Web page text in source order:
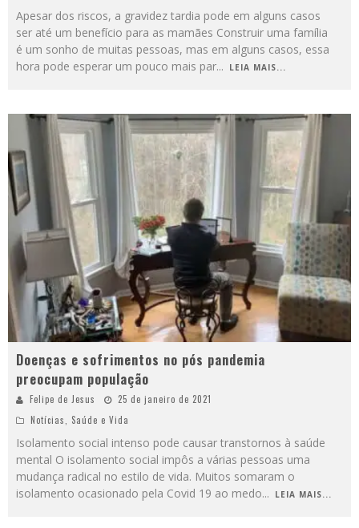
Apesar dos riscos, a gravidez tardia pode em alguns casos
ser até um benefício para as mamães Construir uma família
é um sonho de muitas pessoas, mas em alguns casos, essa
hora pode esperar um pouco mais par... LEIA MAIS...
Doenças e sofrimentos no pós pandemia
preocupam população
Felipe de Jesus
25 de janeiro de 2021
Notícias
Saúde e Vida
Isolamento social intenso pode causar transtornos à saúde
mental O isolamento social impôs a várias pessoas uma
mudança radical no estilo de vida. Muitos somaram o
isolamento ocasionado pela Covid 19 ao medo... LEIA MAIS...